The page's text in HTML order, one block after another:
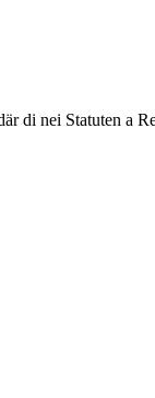
di nei Statuten a